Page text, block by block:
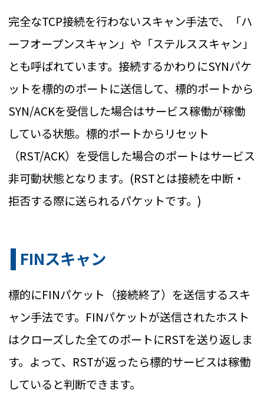
完全なTCP接続を行わないスキャン手法で、「ハ
ーフオープンスキャン」や「ステルススキャン」
とも呼ばれています。接続するかわりにSYNパケ
ットを標的のポートに送信して、標的ポートから
SYN/ACKを受信した場合はサービス稼働が稼働
している状態。標的ポートからリセット
（RST/ACK）を受信した場合のポートはサービス
非可動状態となります。(RSTとは接続を中断・
拒否する際に送られるパケットです。)
FINスキャン
標的にFINパケット（接続終了）を送信するスキ
ャン手法です。FINパケットが送信されたホスト
はクローズした全てのポートにRSTを送り返しま
す。よって、RSTが返ったら標的サービスは稼働
していると判断できます。